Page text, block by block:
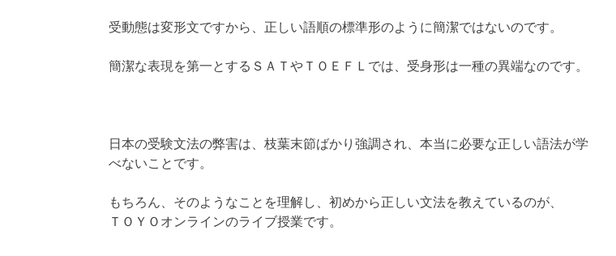
受動態は変形文ですから、正しい語順の標準形のように簡潔ではないのです。
簡潔な表現を第一とするＳＡＴやＴＯＥＦＬでは、受身形は一種の異端なのです。
日本の受験文法の弊害は、枝葉末節ばかり強調され、本当に必要な正しい語法が学
べないことです。
もちろん、そのようなことを理解し、初めから正しい文法を教えているのが、
ＴＯＹＯオンラインのライブ授業です。